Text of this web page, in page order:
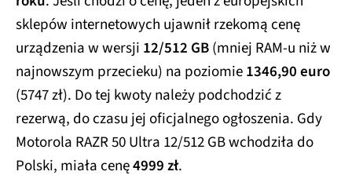
sklepów internetowych ujawnił rzekomą cenę
urządzenia w wersji 12/512 GB(mniej RAM-u niż w
najnowszym przecieku) na poziomie1346,90 euro
(5747 zł). Do tej kwoty należy podchodzić z
rezerwą, do czasu jej oficjalnego ogłoszenia. Gdy
Motorola RAZR 50 Ultra 12/512 GB wchodziła do
Polski, miała cenę4999 zł.